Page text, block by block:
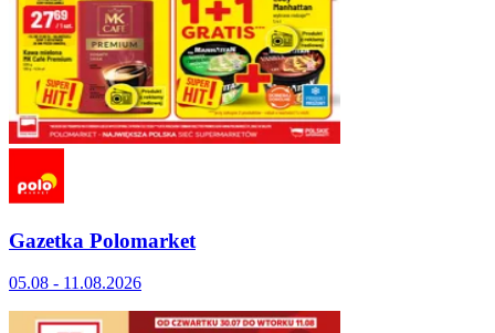
Gazetka Polomarket
05.08 - 11.08.2026